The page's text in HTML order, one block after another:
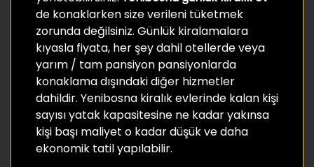
de konaklarken size verileni tüketmek
zorunda değilsiniz. Günlük kiralamalara
kıyasla fiyata, her şey dahil otellerde veya
yarım / tam pansiyon pansiyonlarda
konaklama dışındaki diğer hizmetler
dahildir. Yenibosna kiralık evlerinde kalan kişi
sayısı yatak kapasitesine ne kadar yakınsa
kişi başı maliyet o kadar düşük ve daha
ekonomik tatil yapılabilir.